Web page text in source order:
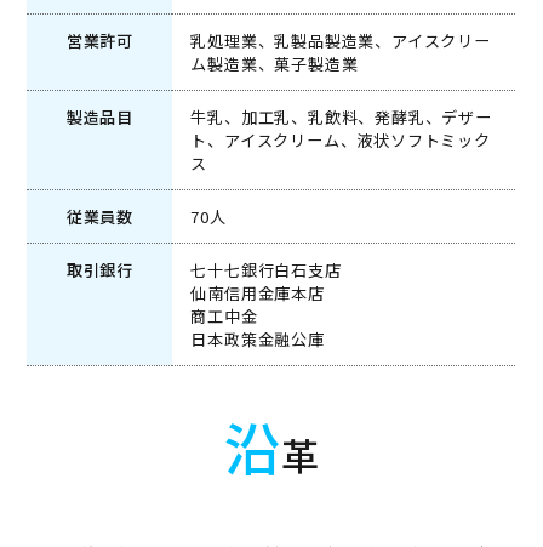
営業許可
乳処理業、乳製品製造業、アイスクリー
ム製造業、菓子製造業
製造品目
牛乳、加工乳、乳飲料、発酵乳、デザー
ト、アイスクリーム、液状ソフトミック
ス
従業員数 70人
取引銀行
七十七銀行白石支店
仙南信用金庫本店
商工中金
日本政策金融公庫
沿革